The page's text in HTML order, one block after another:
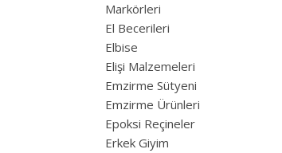
Markörleri
El Becerileri
Elbise
Elişi Malzemeleri
Emzirme Sütyeni
Emzirme Ürünleri
Epoksi Reçineler
Erkek Giyim